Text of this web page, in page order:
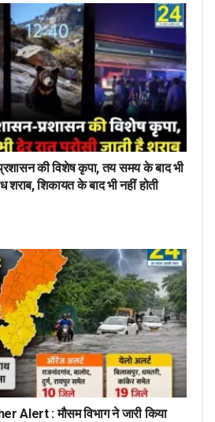
की विशेष कृपा, तय समय के बाद भी
शराब, शिकायत के बाद भी नहीं होती
Alert : मौसम विभाग ने जारी किया